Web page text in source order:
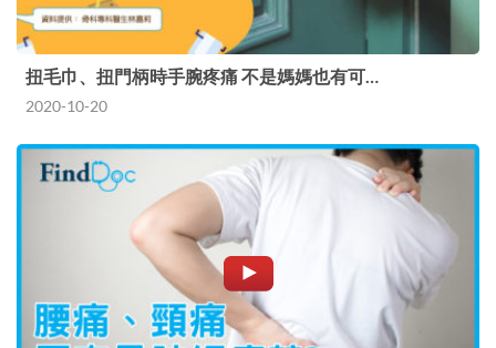
扭毛巾、扭門柄時手腕疼痛 不是媽媽也有可…
2020-10-20